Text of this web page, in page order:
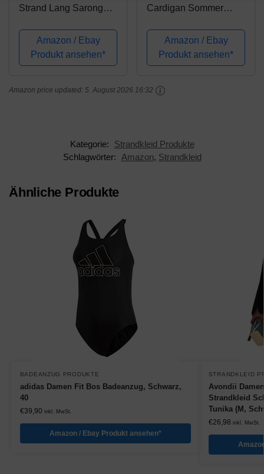
Strand Lang Sarong
(Schwarz, Weiß, XL)
Amazon / Ebay
Produkt ansehen*
Cardigan Sommer
Chiffon Strandponcho
Pareo Boho Bikini
(Schwarz)
Amazon / Ebay
Produkt ansehen*
Amazon price updated: 5. August 2026 16:32
Kategorie:
Strandkleid Produkte
Schlagwörter:
Amazon, Strandkleid
Ähnliche Produkte
BADEANZUG PRODUKTE
adidas Damen Fit Bos Badeanzug, Schwarz,
40
€39,90 inkl. MwSt.
Amazon / Ebay Produkt ansehen*
STRANDKLEID
Avondii
Strandkleid
Tunika (M,
€26,98 inkl. MwSt.